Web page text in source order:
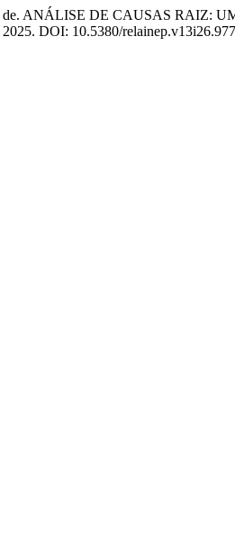
de. ANÁLISE DE CAUSAS RAIZ:
DOI: 10.5380/